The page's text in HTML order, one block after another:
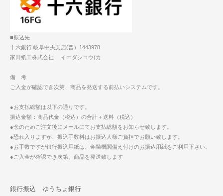
■振込先
十六銀行 岐阜中央支店(普）1443978
家田紙工株式会社 イエダシコウ(カ
備 考
ご入金が確認でき次第、商品を発送する前払いシステムです。
●お支払総額は以下の通りです。
振込金額：商品代金（税込）の合計＋送料（税込）
●念のためご注文後にメールにてお支払総額をお知らせ致します。
●恐れ入りますが、振込手数料はお振込人様ご負担でお願い致します。
●お手数ですが銀行振込用紙は、金融機関備え付けのお振込用紙をご利用下さい。
●ご入金が確認でき次第、商品を発送致します
銀行振込 ゆうちょ銀行